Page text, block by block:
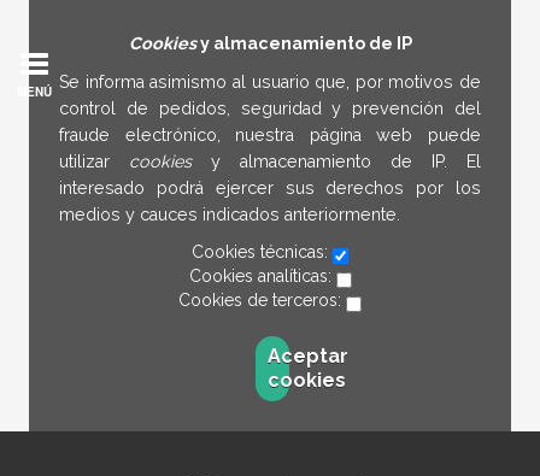
Cookiesy almacenamiento de IP
Se informa asimismo al usuario que, por motivos de
control de pedidos, seguridad y prevención del
fraude electrónico, nuestra página web puede
utilizar cookies y almacenamiento de IP. El
interesado podrá ejercer sus derechos por los
medios y cauces indicados anteriormente.
Cookies técnicas:
Cookies analíticas:
Cookies de terceros:
Aceptar
cookies
MENÚ